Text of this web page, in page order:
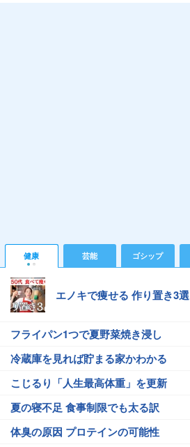
健康 芸能 ゴシップ
エノキで痩せる 作り置き3選
フライパン1つで夏野菜焼き浸し
冷蔵庫を見れば貯まる家かわかる
こじるり「人生最高体重」を更新
夏の寝不足 食事制限でも太る訳
体臭の原因 プロテインの可能性